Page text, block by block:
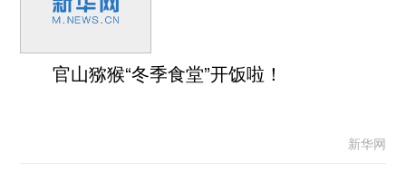
官山猕猴“冬季食堂”开饭啦！
新华网